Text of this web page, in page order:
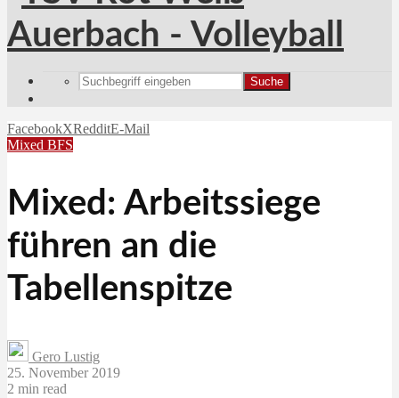
Suche
FacebookXRedditE-Mail
Mixed BFS
Mixed: Arbeitssiege
führen an die
Tabellenspitze
Gero Lustig
25. November 2019
2 min read